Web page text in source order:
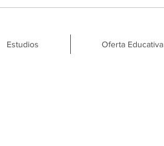
Estudios Oferta Educativa